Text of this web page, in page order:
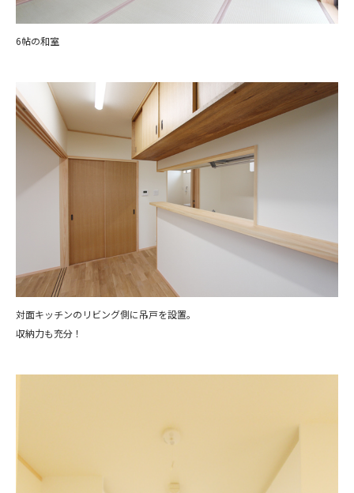
6帖の和室
対面キッチンのリビング側に吊戸を設置。
収納力も充分！